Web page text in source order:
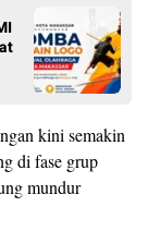
kini semakin
di fase grup
mundur